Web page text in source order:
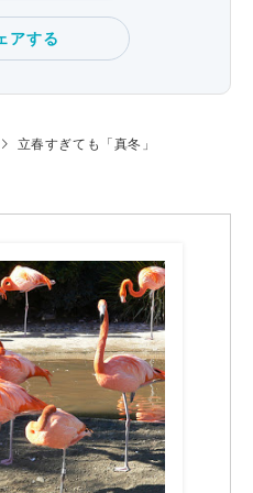
アする
立春すぎても「真冬」